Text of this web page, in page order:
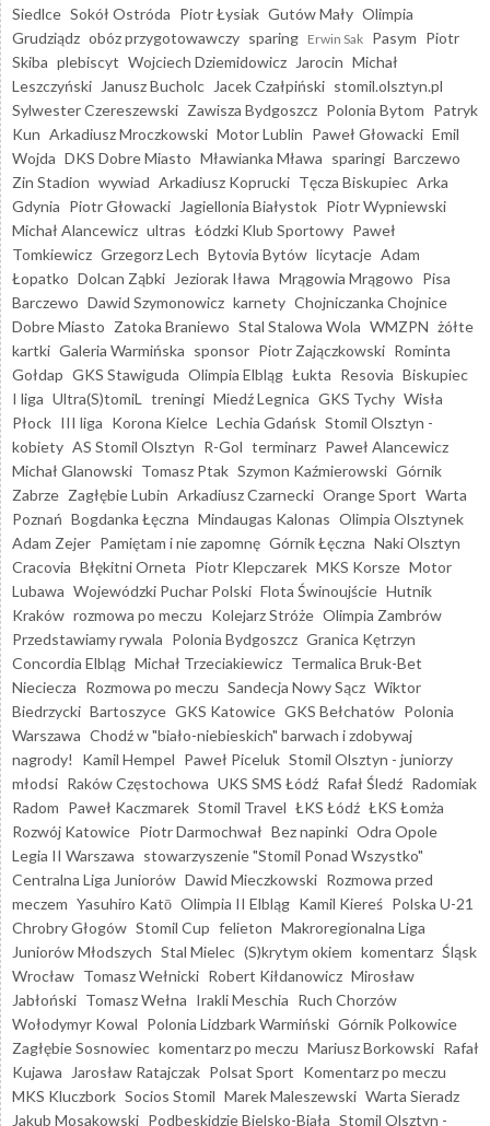
Siedlce Sokół Ostróda Piotr Łysiak Gutów Mały Olimpia
Grudziądz obóz przygotowawczy sparing Erwin Sak Pasym Piotr
Skiba plebiscyt Wojciech Dziemidowicz Jarocin Michał
Leszczyński
Janusz Bucholc Jacek Czałpiński stomil.olsztyn.pl
Sylwester Czereszewski Zawisza Bydgoszcz Polonia Bytom Patryk
Kun Arkadiusz Mroczkowski Motor Lublin Paweł Głowacki Emil
Wojda DKS Dobre Miasto Mławianka Mława sparingi Barczewo
Zin Stadion wywiad Arkadiusz Koprucki Tęcza Biskupiec Arka
Gdynia Piotr Głowacki Jagiellonia Białystok Piotr Wypniewski
Michał Alancewicz ultras Łódzki Klub Sportowy Paweł
Tomkiewicz Grzegorz Lech Bytovia Bytów licytacje Adam
Łopatko Dolcan Ząbki Jeziorak Iława Mrągowia Mrągowo Pisa
Barczewo Dawid Szymonowicz karnety Chojniczanka Chojnice
Dobre Miasto Zatoka Braniewo Stal Stalowa Wola WMZPN żółte
kartki Galeria Warmińska sponsor Piotr Zajączkowski Rominta
Gołdap GKS Stawiguda Olimpia Elbląg Łukta Resovia Biskupiec
I liga Ultra(S)tomiL treningi Miedź Legnica GKS Tychy Wisła
Płock III liga Korona Kielce Lechia Gdańsk Stomil Olsztyn -
kobiety AS Stomil Olsztyn R-Gol terminarz Paweł Alancewicz
Michał Glanowski Tomasz Ptak Szymon Kaźmierowski Górnik
Zabrze Zagłębie Lubin Arkadiusz Czarnecki Orange Sport Warta
Poznań Bogdanka Łęczna Mindaugas Kalonas Olimpia Olsztynek
Adam Zejer Pamiętam i nie zapomnę Górnik Łęczna Naki Olsztyn
Cracovia Błękitni Orneta Piotr Klepczarek MKS Korsze Motor
Lubawa Wojewódzki Puchar Polski Flota Świnoujście Hutnik
Kraków rozmowa po meczu Kolejarz Stróże Olimpia Zambrów
Przedstawiamy rywala Polonia Bydgoszcz Granica Kętrzyn
Concordia Elbląg Michał Trzeciakiewicz Termalica Bruk-Bet
Nieciecza Rozmowa po meczu Sandecja Nowy Sącz Wiktor
Biedrzycki Bartoszyce GKS Katowice GKS Bełchatów Polonia
Warszawa Chodź w "biało-niebieskich" barwach i zdobywaj
nagrody!
Kamil Hempel Paweł Piceluk Stomil Olsztyn - juniorzy
młodsi Raków Częstochowa UKS SMS Łódź Rafał Śledź Radomiak
Radom Paweł Kaczmarek Stomil Travel ŁKS Łódź ŁKS Łomża
Rozwój Katowice Piotr Darmochwał Bez napinki Odra Opole
Legia II Warszawa stowarzyszenie "Stomil Ponad Wszystko"
Centralna Liga Juniorów Dawid Mieczkowski Rozmowa przed
meczem Yasuhiro Katō Olimpia II Elbląg Kamil Kiereś Polska U-21
Chrobry Głogów Stomil Cup felieton Makroregionalna Liga
Juniorów Młodszych Stal Mielec (S)krytym okiem komentarz Śląsk
Wrocław Tomasz Wełnicki Robert Kiłdanowicz Mirosław
Jabłoński Tomasz Wełna Irakli Meschia Ruch Chorzów
Wołodymyr Kowal Polonia Lidzbark Warmiński Górnik Polkowice
Zagłębie Sosnowiec komentarz po meczu Mariusz Borkowski Rafał
Kujawa
Jarosław Ratajczak Polsat Sport Komentarz po meczu
MKS Kluczbork Socios Stomil Marek Maleszewski Warta Sieradz
Jakub Mosakowski Podbeskidzie Bielsko-Biała Stomil Olsztyn -